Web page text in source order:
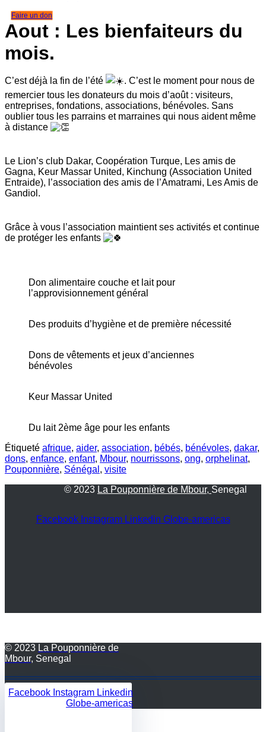
Faire un don
Aout : Les bienfaiteurs du
mois.
C’est déjà la fin de l’été
. C’est le moment pour nous de
remercier tous les donateurs du mois d’août : visiteurs,
entreprises, fondations, associations, bénévoles. Sans
oublier tous les parrains et marraines qui nous aident même
à distance
Le Lion’s club Dakar, Coopération Turque, Les amis de
Gagna, Keur Massar United, Kinchung (Association United
Entraide), l’association des amis de l’Amatrami, Les Amis de
Gandiol.
Grâce à vous l’association maintient ses activités etcontinue
de protéger les enfants
Don alimentaire couche et lait pour
l’approvisionnement général
Des produits d’hygiène et de première nécessité
Dons de vêtements et jeux d’anciennes
bénévoles
Keur Massar United
Du lait 2ème âge pour les enfants
Étiqueté afrique, aider, association, bébés, bénévoles, dakar,
dons, enfance, enfant, Mbour, nourrissons, ong, orphelinat,
Pouponnière, Sénégal , visite
© 2023 La Pouponnière de Mbour, Senegal
Facebook Instagram Linkedin Globe-americas
© 2023 La Pouponnière de
Mbour, Senegal
Facebook Instagram Linkedin
Globe-americas